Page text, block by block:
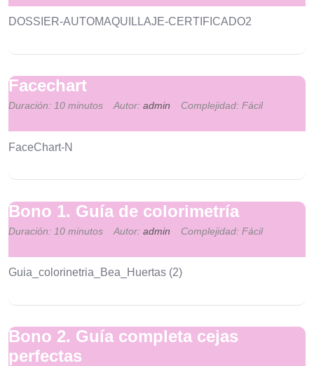
DOSSIER-AUTOMAQUILLAJE-CERTIFICADO2
Facechart
Duración: 10 minutos Autor: admin Complejidad: Fácil
FaceChart-N
Bono 1. Guía de colorimetría
Duración: 10 minutos Autor: admin Complejidad: Fácil
Guia_colorinetria_Bea_Huertas (2)
Bono 2. Guía completa cejas
perfectas